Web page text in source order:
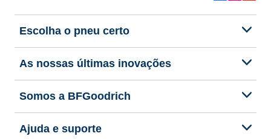
Escolha o pneu certo
As nossas últimas inovações
Somos a BFGoodrich
Ajuda e suporte